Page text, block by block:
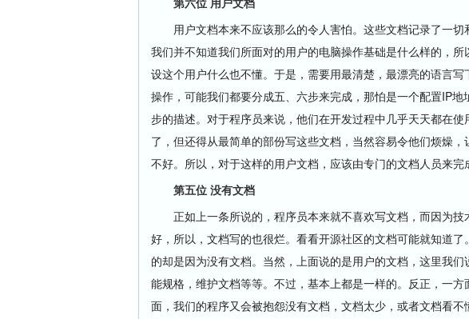
用户文档本来不应该那么的令人害怕。这些文档记录了一切
我们并不知道我们所面对的用户的电脑操作基础是什么样的，
设这个用户什么也不懂。于是，需要用最清楚，最漂亮的语言
操作，可能我们都要分成五、六步来完成，那怕是一个配置IP
步的描述。对于程序员来说，他们在开发过程中几乎天天都在
了，但还得从最简单的部份写这些文档，当然容易令他们烦燥
不好。所以，对于这样的用户文档，应该由专门的文档人员来完
第五位 没有文档
正如上一条所说的，程序员本来就不喜欢写文档，而因为技
好，所以，文档写的也很烂。看看开源社区的文档可能就知道
的却是因为没有文档。当然，上面说的是用户的文档，这里我
能规格，维护文档等等。不过，基本上都是一样的。反正，一
面，我们的程序又会被抱怨没有文档，文档太少，或者文档看